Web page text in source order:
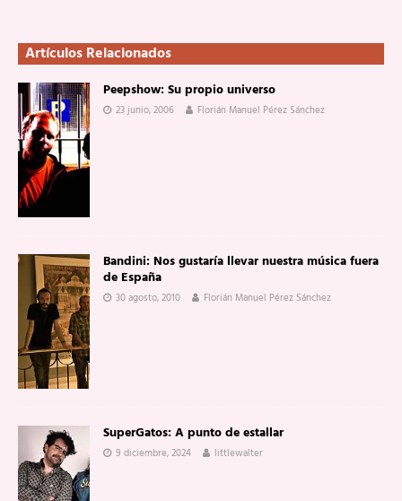
Artículos Relacionados
Peepshow: Su propio universo
23 junio, 2006 Florián Manuel Pérez Sánchez
Bandini: Nos gustaría llevar nuestra música fuera
de España
30 agosto, 2010 Florián Manuel Pérez Sánchez
SuperGatos: A punto de estallar
9 diciembre, 2024 littlewalter